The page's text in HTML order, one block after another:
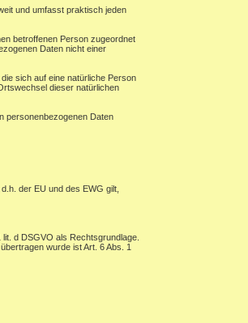
und umfasst praktisch jeden
betroffenen Person zugeordnet
Daten nicht einer
sich auf eine natürliche Person
dieser natürlichen
personenbezogenen Daten
der EU und des EWG gilt,
d DSGVO als Rechtsgrundlage.
wurde ist Art. 6 Abs. 1